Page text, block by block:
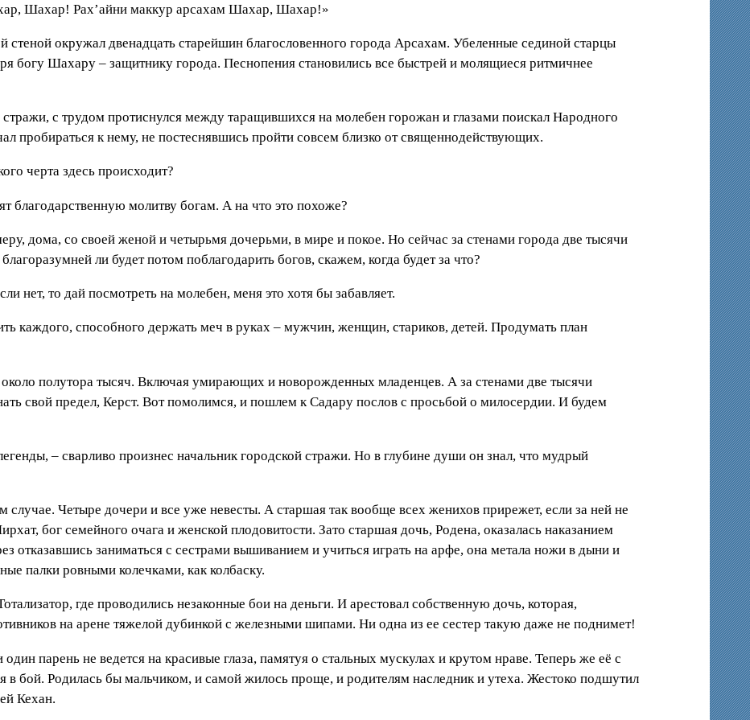
Шахар! Рах’айни маккур арсахам Шахар, Шахар!»
окружал двенадцать старейшин благословенного города Арсахам. Убеленные сединой старцы
богу Шахару – защитнику города. Песнопения становились все быстрей и молящиеся ритмичнее
с трудом протиснулся между таращившихся на молебен горожан и глазами поискал Народного
пробираться к нему, не постеснявшись пройти совсем близко от священнодействующих.
черта здесь происходит?
благодарственную молитву богам. А на что это похоже?
дома, со своей женой и четырьмя дочерьми, в мире и покое. Но сейчас за стенами города две тысячи
ли будет потом поблагодарить богов, скажем, когда будет за что?
нет, то дай посмотреть на молебен, меня это хотя бы забавляет.
каждого, способного держать меч в руках – мужчин, женщин, стариков, детей. Продумать план
полутора тысяч. Включая умирающих и новорожденных младенцев. А за стенами две тысячи
свой предел, Керст. Вот помолимся, и пошлем к Садару послов с просьбой о милосердии. И будем
– сварливо произнес начальник городской стражи. Но в глубине души он знал, что мудрый
случае. Четыре дочери и все уже невесты. А старшая так вообще всех женихов прирежет, если за ней не
бог семейного очага и женской плодовитости. Зато старшая дочь, Родена, оказалась наказанием
отказавшись заниматься с сестрами вышиванием и учиться играть на арфе, она метала ножи в дыни и
палки ровными колечками, как колбаску.
где проводились незаконные бои на деньги. И арестовал собственную дочь, которая,
на арене тяжелой дубинкой с железными шипами. Ни одна из ее сестер такую даже не поднимет!
парень не ведется на красивые глаза, памятуя о стальных мускулах и крутом нраве. Теперь же её с
в бой. Родилась бы мальчиком, и самой жилось проще, и родителям наследник и утеха. Жестоко подшутил
Кехан.